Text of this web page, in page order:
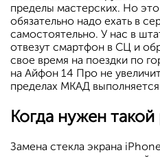
пределы мастерских. Но это
обязательно надо ехать в
самостоятельно. У нас в
отвезут смартфон в СЦ и
свое время на поездки по
на Айфон 14 Про не
пределах МКАД
Когда нужен
Замена стекла экрана